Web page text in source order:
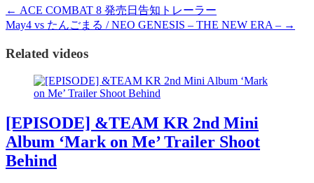
← ACE COMBAT 8 発売日告知トレーラー
May4 vs たんごまる / NEO GENESIS – THE NEW ERA – →
Related videos
[EPISODE] &TEAM KR 2nd Mini
Album ‘Mark on Me’ Trailer Shoot
Behind